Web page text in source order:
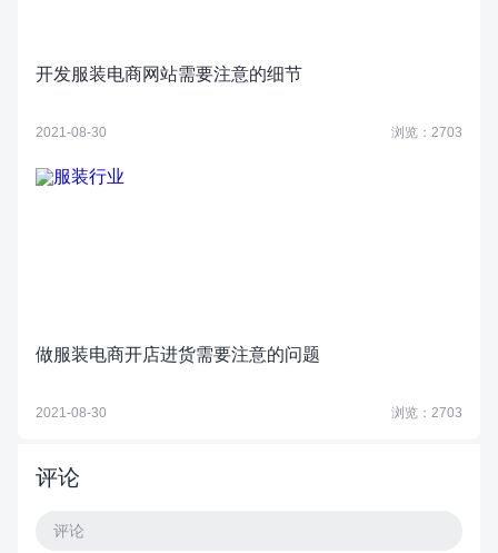
开发服装电商网站需要注意的细节
2021-08-30 浏览：2703
做服装电商开店进货需要注意的问题
2021-08-30 浏览：2703
评论
评论